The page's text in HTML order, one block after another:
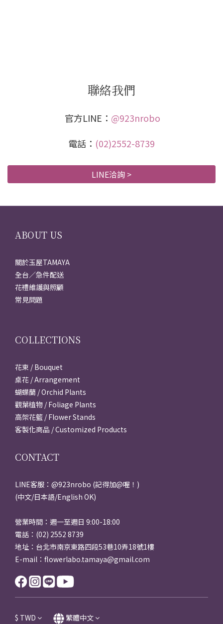
聯絡我們
官方LINE： @923nrobo
電話： (02)2552-8739
LINE洽詢 >
ABOUT US
關於玉屋TAMAYA
全台／急件配送
花禮維護與照顧
常見問題
COLLECTIONS
花束 / Bouquet
桌花 / Arrangement
蝴蝶蘭 / Orchid Plants
觀葉植物 / Foliage Plants
高架花籃 / Flower Stands
客製化商品 / Customized Products
CONTACT
LINE客服：@923nrobo (記得加@喔！)
(中文/日本語/English OK)
營業時間：週一至週日 9:00-18:00
電話：(02) 2552 8739
地址：台北市南京東路四段53巷10弄18號1樓
E-mail：flowerlabo.tamaya@gmail.com
$ TWD 繁體中文